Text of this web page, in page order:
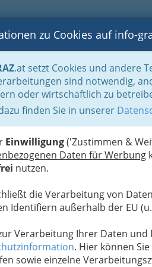
BLOGS FOTOS G
zu Cookies auf info-
.at setzt Cookies und andere
sind notwendig,
oder wirtschaftlich zu
finden Sie in unserer
Einwilligung('Zustimmen &
Daten für Werbung
nutzen.
die Verarbeitung von
Identifiern außerhalb der EU
Verarbeitung Ihrer Daten und
. Hier können
sowie einzelne
Immobilienbüros, Immobilienmakler,
GmbH